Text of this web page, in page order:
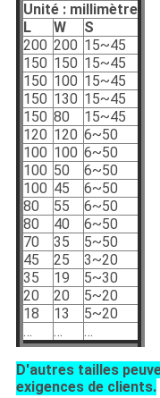
Unité : millimètre
L
W
S
200 200 15~45
150 150 15~45
150 100 15~45
150 130 15~45
150 80
15~45
120 120 6~50
100 100 6~50
100 50
6~50
100 45
6~50
80
55
6~50
80
40
6~50
70
35
5~50
45
25
3~20
35
19
5~30
20
20
5~20
18
13
5~20
…
… …
D'autres tailles
exigences de clients.